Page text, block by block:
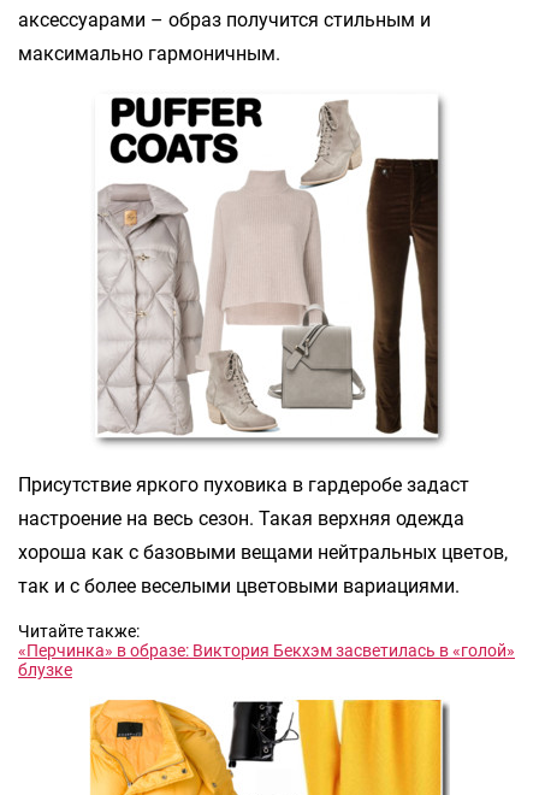
аксессуарами – образ получится стильным и
максимально гармоничным.
Присутствие яркого пуховика в гардеробе задаст
настроение на весь сезон. Такая верхняя одежда
хороша как с базовыми вещами нейтральных цветов,
так и с более веселыми цветовыми вариациями.
Читайте также:
«Перчинка» в образе: Виктория Бекхэм засветилась в «голой»
блузке